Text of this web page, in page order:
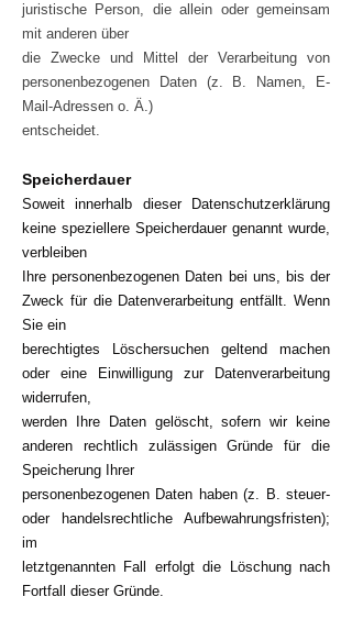
juristische Person, die allein oder gemeinsam
mit anderen über
die Zwecke und Mittel der Verarbeitung von
personenbezogenen Daten (z. B. Namen, E-
Mail-Adressen o. Ä.)
entscheidet.
Speicherdauer
Soweit innerhalb dieser Datenschutzerklärung
keine speziellere Speicherdauer genannt wurde,
verbleiben
Ihre personenbezogenen Daten bei uns, bis der
Zweck für die Datenverarbeitung entfällt. Wenn
Sie ein
berechtigtes Löschersuchen geltend machen
oder eine Einwilligung zur Datenverarbeitung
widerrufen,
werden Ihre Daten gelöscht, sofern wir keine
anderen rechtlich zulässigen Gründe für die
Speicherung Ihrer
personenbezogenen Daten haben (z. B. steuer-
oder handelsrechtliche Aufbewahrungsfristen);
im
letztgenannten Fall erfolgt die Löschung nach
Fortfall dieser Gründe.